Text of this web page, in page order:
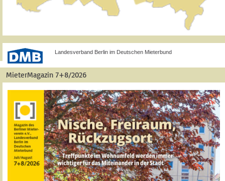
Landesverband Berlin im Deutschen Mieterbund
MieterMagazin 7+8/2026